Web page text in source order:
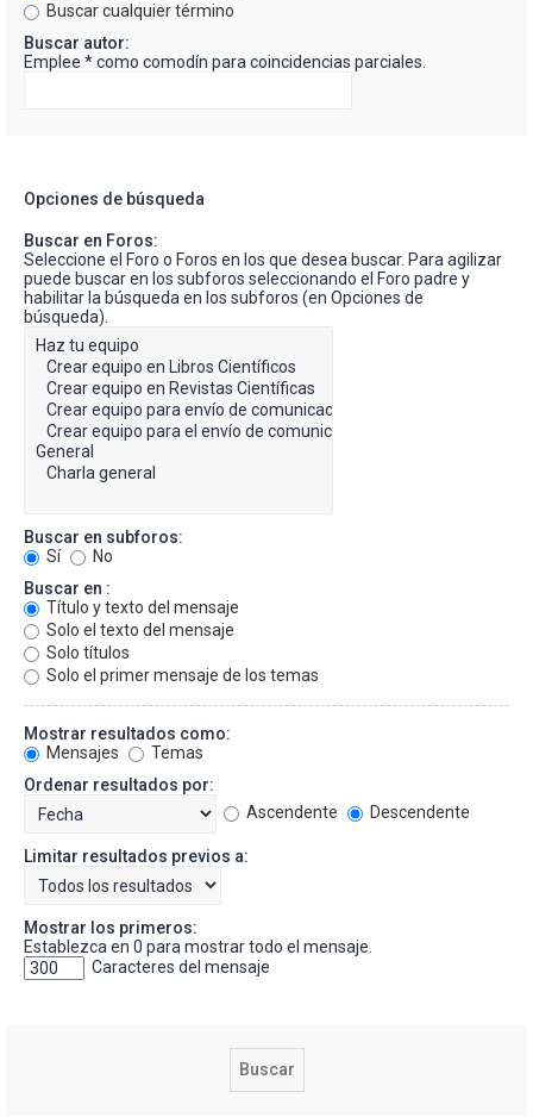
Buscar cualquier término
Buscar autor:
Emplee * como comodín para coincidencias parciales.
Opciones de búsqueda
Buscar en Foros:
Seleccione el Foro o Foros en los que desea buscar. Para agilizar
puede buscar en los subforos seleccionando el Foro padre y
habilitar la búsqueda en los subforos (en Opciones de
búsqueda).
Buscar en subforos:
Sí
No
Buscar en :
Título y texto del mensaje
Solo el texto del mensaje
Solo títulos
Solo el primer mensaje de los temas
Mostrar resultados como:
Mensajes
Temas
Ordenar resultados por:
Ascendente
Descendente
Limitar resultados previos a:
Mostrar los primeros:
Establezca en 0 para mostrar todo el mensaje.
Caracteres del mensaje